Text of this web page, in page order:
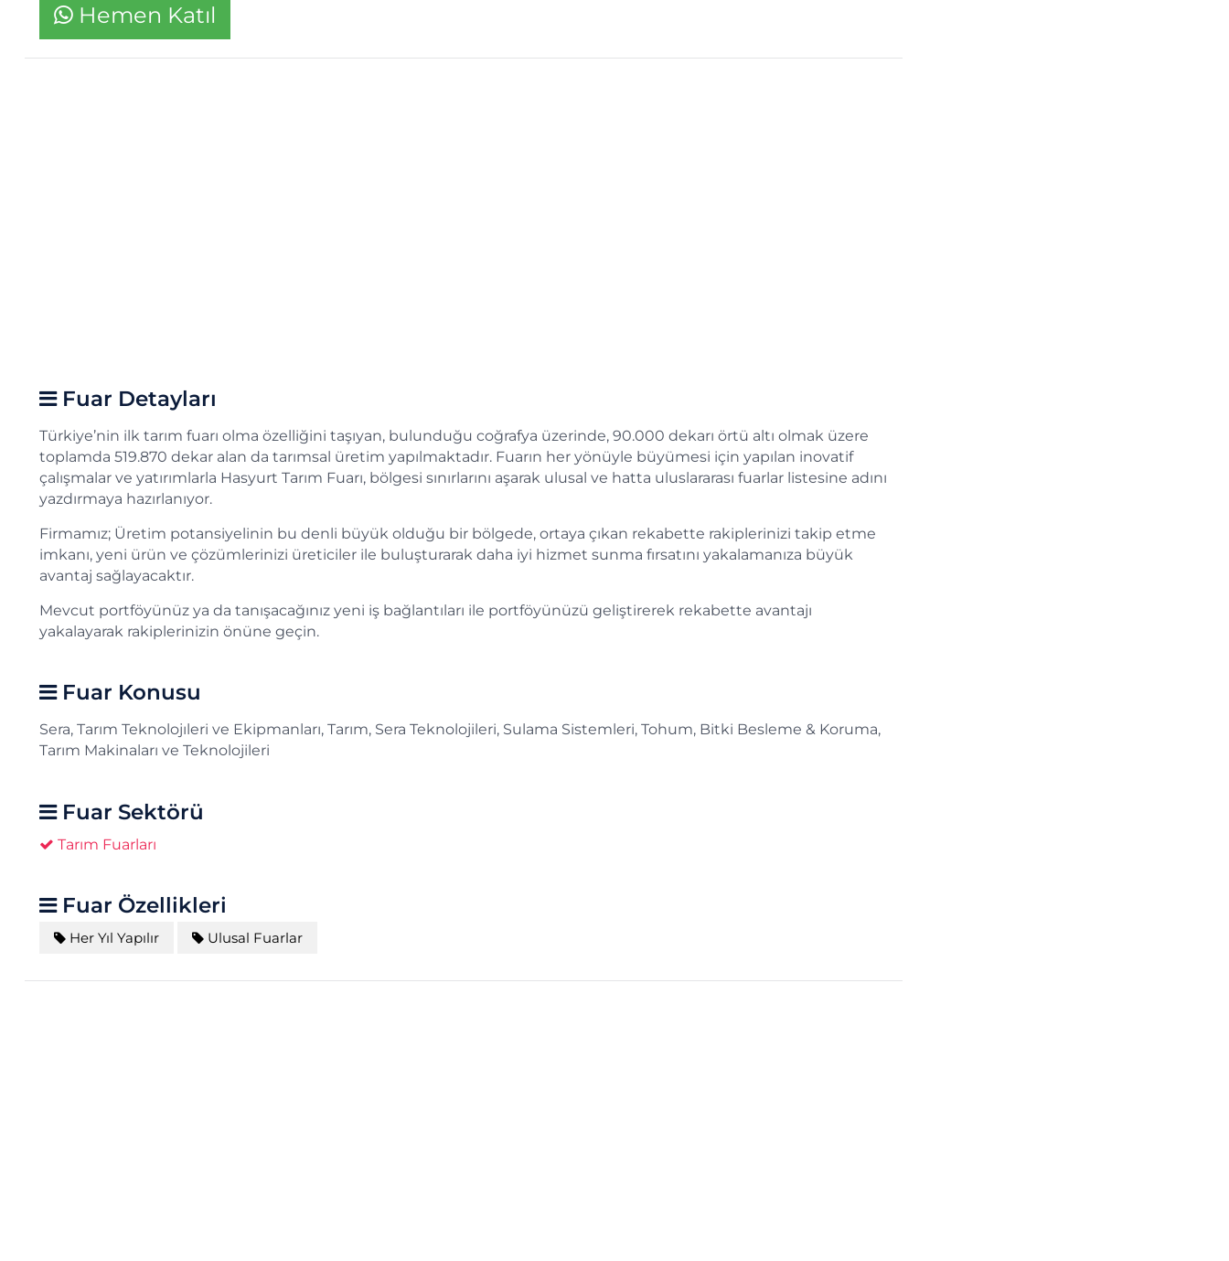
Hemen Katıl
Fuar Detayları
Türkiye’nin ilk tarım fuarı olma özelliğini taşıyan, bulunduğu coğrafya üzerinde, 90.000 dekarı örtü altı olmak üzere
toplamda 519.870 dekar alan da tarımsal üretim yapılmaktadır. Fuarın her yönüyle büyümesi için yapılan inovatif
çalışmalar ve yatırımlarla Hasyurt Tarım Fuarı, bölgesi sınırlarını aşarak ulusal ve hatta uluslararası fuarlar listesine adını
yazdırmaya hazırlanıyor.
Firmamız; Üretim potansiyelinin bu denli büyük olduğu bir bölgede, ortaya çıkan rekabette rakiplerinizi takip etme
imkanı, yeni ürün ve çözümlerinizi üreticiler ile buluşturarak daha iyi hizmet sunma fırsatını yakalamanıza büyük
avantaj sağlayacaktır.
Mevcut portföyünüz ya da tanışacağınız yeni iş bağlantıları ile portföyünüzü geliştirerek rekabette avantajı
yakalayarak rakiplerinizin önüne geçin.
Fuar Konusu
Sera, Tarım Teknolojıleri ve Ekipmanları, Tarım, Sera Teknolojileri, Sulama Sistemleri, Tohum, Bitki Besleme & Koruma,
Tarım Makinaları ve Teknolojileri
Fuar Sektörü
Tarım Fuarları
Fuar Özellikleri
Her Yıl Yapılır Ulusal Fuarlar